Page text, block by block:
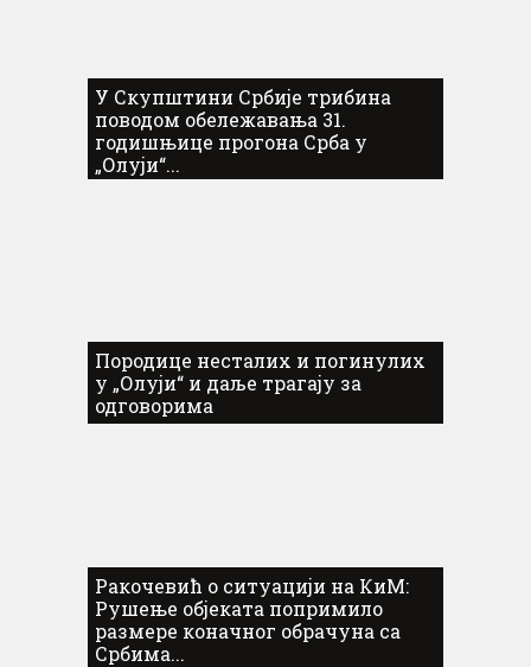
У Скупштини Србије трибина
поводом обележавања 31.
годишњице прогона Срба у
„Олуји“...
Породице несталих и погинулих
у „Олуји“ и даље трагају за
одговорима
Ракочевић о ситуацији на КиМ:
Рушење објеката попримило
размере коначног обрачуна са
Србима...